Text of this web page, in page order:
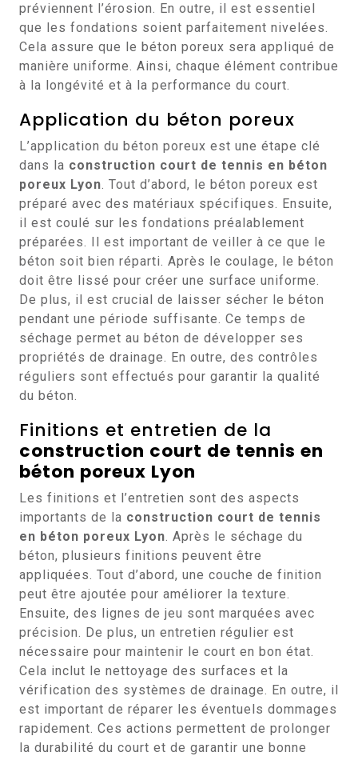
préviennent l’érosion. En outre, il est essentiel
que les fondations soient parfaitement nivelées.
Cela assure que le béton poreux sera appliqué de
manière uniforme. Ainsi, chaque élément contribue
à la longévité et à la performance du court.
Application du béton poreux
L’application du béton poreux est une étape clé
dans la construction court de tennis en béton
poreux Lyon. Tout d’abord, le béton poreux est
préparé avec des matériaux spécifiques. Ensuite,
il est coulé sur les fondations préalablement
préparées. Il est important de veiller à ce que le
béton soit bien réparti. Après le coulage, le béton
doit être lissé pour créer une surface uniforme.
De plus, il est crucial de laisser sécher le béton
pendant une période suffisante. Ce temps de
séchage permet au béton de développer ses
propriétés de drainage. En outre, des contrôles
réguliers sont effectués pour garantir la qualité
du béton.
Finitions et entretien de la
construction court de tennis en
béton poreux Lyon
Les finitions et l’entretien sont des aspects
importants de la construction court de tennis
en béton poreux Lyon. Après le séchage du
béton, plusieurs finitions peuvent être
appliquées. Tout d’abord, une couche de finition
peut être ajoutée pour améliorer la texture.
Ensuite, des lignes de jeu sont marquées avec
précision. De plus, un entretien régulier est
nécessaire pour maintenir le court en bon état.
Cela inclut le nettoyage des surfaces et la
vérification des systèmes de drainage. En outre, il
est important de réparer les éventuels dommages
rapidement. Ces actions permettent de prolonger
la durabilité du court et de garantir une bonne